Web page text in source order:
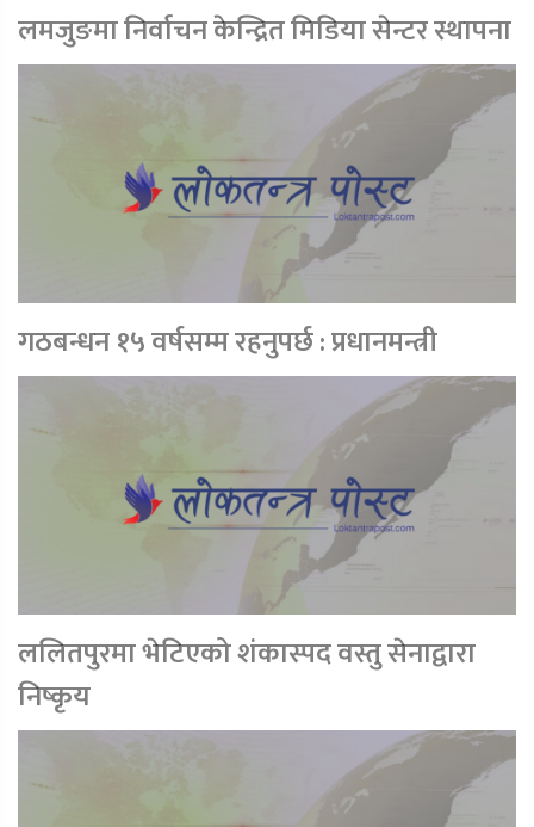
लमजुङमा निर्वाचन केन्द्रित मिडिया सेन्टर स्थापना
गठबन्धन १५ वर्षसम्म रहनुपर्छ : प्रधानमन्त्री
ललितपुरमा भेटिएको शंकास्पद वस्तु सेनाद्वारा
निष्कृय